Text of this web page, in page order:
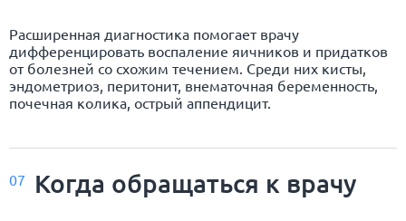
Расширенная диагностика помогает врачу
дифференцировать воспаление яичников и придатков
от болезней со схожим течением. Среди них кисты,
эндометриоз, перитонит, внематочная беременность,
почечная колика, острый аппендицит.
07 Когда обращаться к врачу